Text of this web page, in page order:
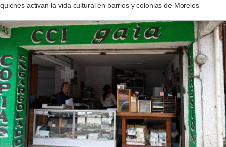
quienes activan la vida cultural en barrios y colonias de Morelos